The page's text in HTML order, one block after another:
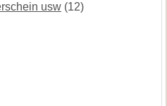
usw (12)